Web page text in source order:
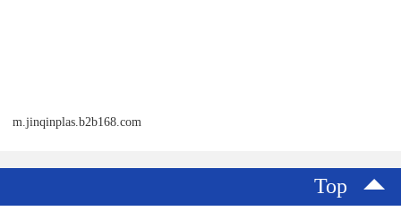
m.jinqinplas.b2b168.com
Top